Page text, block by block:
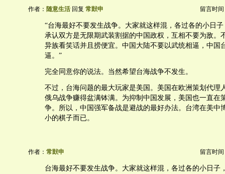
作者： 随意生活 回复 常獃申 留言时间
“台海最好不要发生战争。大家就这样混，各过各的小日
承认双方是无限期武装割据的中国政权，互相不要为敌。
异族看笑话并且捞便宜。中国大陆不要以武统相逼，中国
逼。”
完全同意你的说法。当然希望台海战争不发生。
不过，台海问题的最大玩家是美国。美国在欧洲策划代理
俄乌战争赚得盆满钵满。为抑制中国发展，美国也一直在
争。所以，中国强军备战是避战的最好办法。台湾在美中
小的棋子而已。
作者： 常獃申 留言时间
台海最好不要发生战争。大家就这样混，各过各的小日子